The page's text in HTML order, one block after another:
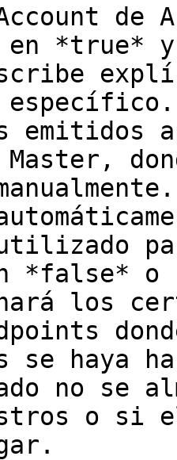
de
*true*
*false* o
los
se haya
no se
o si el